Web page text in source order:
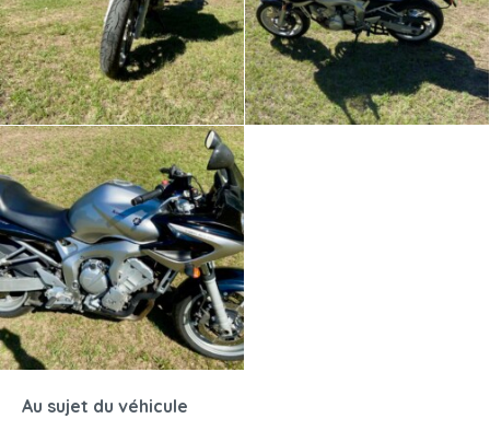
Au sujet du véhicule